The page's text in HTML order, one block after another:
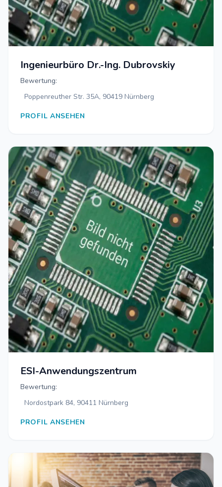
Ingenieurbüro Dr.-Ing. Dubrovskiy
Bewertung:
Poppenreuther Str. 35A, 90419 Nürnberg
PROFIL ANSEHEN
ESI-Anwendungszentrum
Bewertung:
Nordostpark 84, 90411 Nürnberg
PROFIL ANSEHEN